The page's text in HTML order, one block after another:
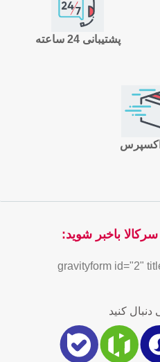
پشتیبانی 24 ساعته
اکسپرس
باخبر شوید:
[gravityform id="2"
کنید